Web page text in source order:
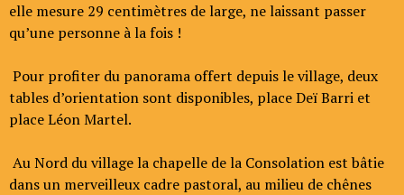
elle mesure 29 centimètres de large, ne laissant passer
qu’une personne à la fois !
Pour profiter du panorama offert depuis le village, deux
tables d’orientation sont disponibles, place Deï Barri et
place Léon Martel.
Au Nord du village la chapelle de la Consolation est bâtie
dans un merveilleux cadre pastoral, au milieu de chênes